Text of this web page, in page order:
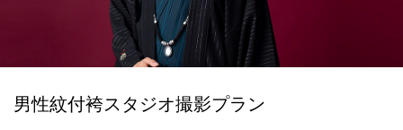
男性紋付袴スタジオ撮影プラン